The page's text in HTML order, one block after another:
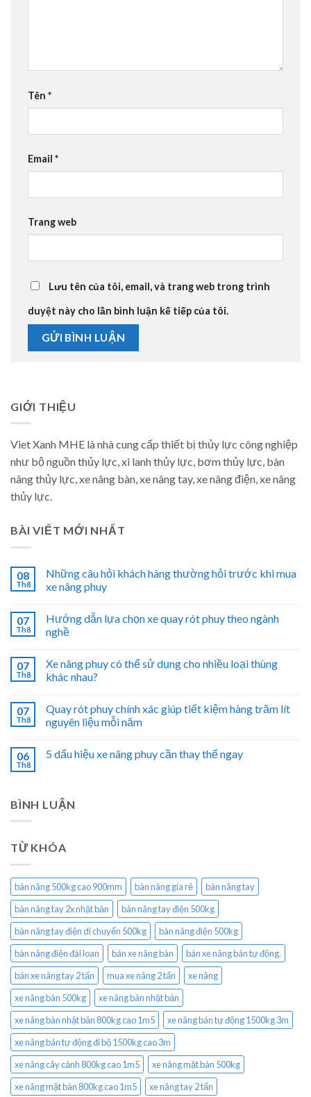
Tên *
Email *
Trang web
Lưu tên của tôi, email, và trang web trong trình
duyệt này cho lần bình luận kế tiếp của tôi.
GIỚI THIỆU
Viet Xanh MHE là nhà cung cấp thiết bị thủy lực công nghiệp
như bộ nguồn thủy lực, xi lanh thủy lực, bơm thủy lực, bàn
nâng thủy lực, xe nâng bàn, xe nâng tay, xe nâng điện, xe nâng
thủy lực.
BÀI VIẾT MỚI NHẤT
08
Th8
Những câu hỏi khách hàng thường hỏi trước khi mua
xe nâng phuy
07
Th8
Hướng dẫn lựa chọn xe quay rót phuy theo ngành
nghề
07
Th8
Xe nâng phuy có thể sử dụng cho nhiều loại thùng
khác nhau?
07
Th8
Quay rót phuy chính xác giúp tiết kiệm hàng trăm lít
nguyên liệu mỗi năm
06
Th8
5 dấu hiệu xe nâng phuy cần thay thế ngay
BÌNH LUẬN
TỪ KHÓA
bàn nâng 500kg cao 900mm bàn nâng gía rẻ
bàn nâng tay
bàn nâng tay 2x nhật bản
bàn nâng tay điện 500kg
bàn nâng tay điện di chuyển 500kg
bàn nâng điện 500kg
bàn nâng điện đài loan
bán xe nâng bàn
bán xe nâng bán tự động.
bán xe nâng tay 2 tấn
mua xe nâng 2 tấn
xe nâng
xe nâng bàn 500kg
xe nâng bàn nhật bản
xe nâng bàn nhật bản 800kg cao 1m5
xe nâng bán tự động 1500kg 3m
xe nâng bán tự động đi bộ 1500kg cao 3m
xe nâng cây cảnh 800kg cao 1m5
xe nâng mặt bàn 500kg
xe nâng mặt bàn 800kg cao 1m5
xe nâng tay 2 tấn